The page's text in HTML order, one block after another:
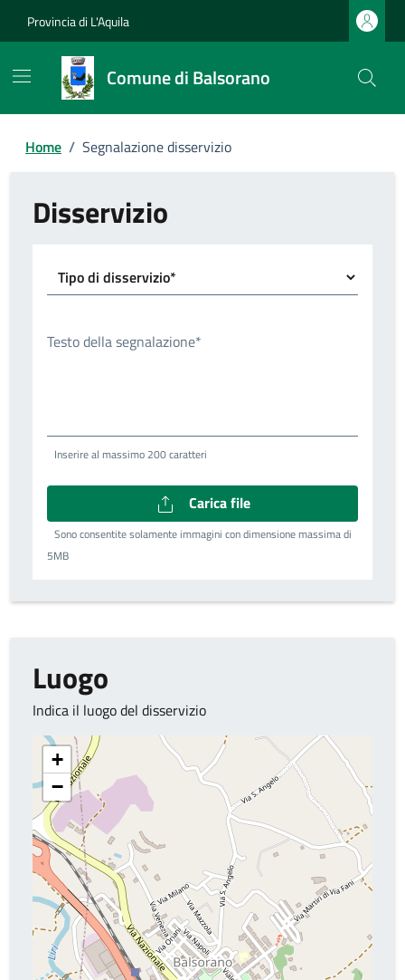
Provincia di L'Aquila
Comune di Balsorano
Home / Segnalazione disservizio
Disservizio
Testo della segnalazione*
Inserire al massimo 200 caratteri
Carica file
Sono consentite solamente immagini con dimensione massima di
5MB
Luogo
Indica il luogo del disservizio
+
−